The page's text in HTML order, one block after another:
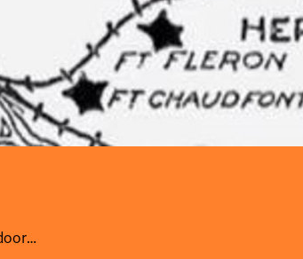
Lezing: De Eerste Wereldoorlog in Zuid Limburg